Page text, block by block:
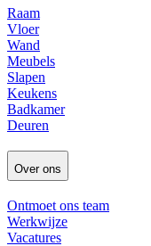
Raam
Vloer
Wand
Meubels
Slapen
Keukens
Badkamer
Deuren
Over ons
Ontmoet ons team
Werkwijze
Vacatures